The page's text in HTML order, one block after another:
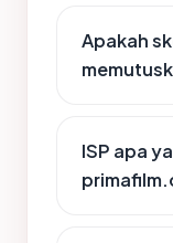
Apakah
ISP apa